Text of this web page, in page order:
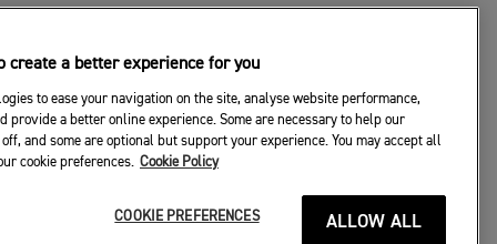
create a better experience for you
to ease your navigation on the site, analyse website performance,
a better online experience. Some are necessary to help our
and some are optional but support your experience. You may accept all
cookie preferences. Cookie Policy
ALLOW ALL
COOKIE PREFERENCES